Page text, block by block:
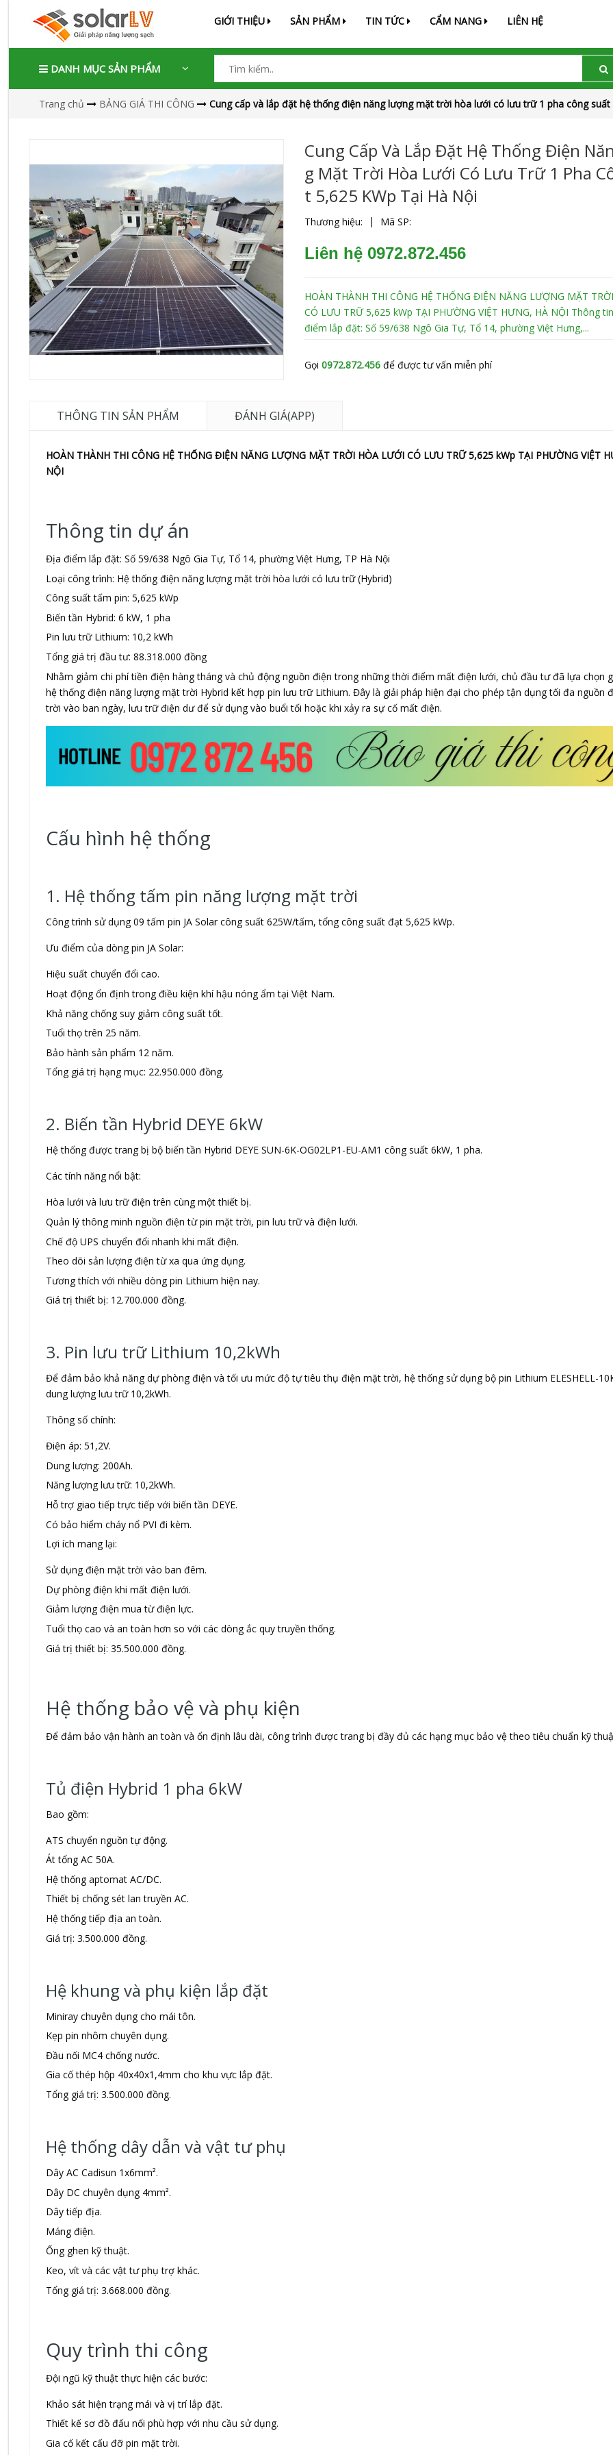
GIỚI THIỆU SẢN PHẨM TIN TỨC CẨM NANG LIÊN HỆ
DANH MỤC SẢN PHẨM
Trang chủ BẢNG GIÁ THI CÔNG Cung cấp và lắp đặt hệ thống điện năng lượng mặt trời hòa lưới có lưu trữ 1 pha công suất
Cung Cấp Và Lắp Đặt Hệ Thống Điện
G Mặt Trời Hòa Lưới Có Lưu Trữ 1 Pha
T 5,625 KWp Tại Hà Nội
Thương hiệu: | Mã SP:
Liên hệ 0972.872.456
HOÀN THÀNH THI CÔNG HỆ THỐNG ĐIỆN NĂNG LƯỢNG MẶT
CÓ LƯU TRỮ 5,625 kWp TẠI PHƯỜNG VIỆT HƯNG, HÀ NỘI Thông
điểm lắp đặt: Số 59/638 Ngô Gia Tự, Tổ 14, phường Việt Hưng,...
Gọi 0972.872.456để được tư vấn miễn phí
THÔNG TIN SẢN PHẨM ĐÁNH GIÁ(APP)
HOÀN THÀNH THI CÔNG HỆ THỐNG ĐIỆN NĂNG LƯỢNG MẶT TRỜI HÒA LƯỚI CÓ LƯU TRỮ 5,625 kWp TẠI PHƯỜNG VIỆT
NỘI
Thông tin dự án
Địa điểm lắp đặt: Số 59/638 Ngô Gia Tự, Tổ 14, phường Việt Hưng, TP Hà Nội
Loại công trình: Hệ thống điện năng lượng mặt trời hòa lưới có lưu trữ (Hybrid)
Công suất tấm pin: 5,625 kWp
Biến tần Hybrid: 6 kW, 1 pha
Pin lưu trữ Lithium: 10,2 kWh
Tổng giá trị đầu tư: 88.318.000 đồng
Nhằm giảm chi phí tiền điện hàng tháng và chủ động nguồn điện trong những thời điểm mất điện lưới, chủ đầu tư đã lựa chọn
hệ thống điện năng lượng mặt trời Hybrid kết hợp pin lưu trữ Lithium. Đây là giải pháp hiện đại cho phép tận dụng tối đa nguồn
trời vào ban ngày, lưu trữ điện dư để sử dụng vào buổi tối hoặc khi xảy ra sự cố mất điện.
Cấu hình hệ thống
1. Hệ thống tấm pin năng lượng mặt trời
Công trình sử dụng 09 tấm pin JA Solar công suất 625W/tấm, tổng công suất đạt 5,625 kWp.
Ưu điểm của dòng pin JA Solar:
Hiệu suất chuyển đổi cao.
Hoạt động ổn định trong điều kiện khí hậu nóng ẩm tại Việt Nam.
Khả năng chống suy giảm công suất tốt.
Tuổi thọ trên 25 năm.
Bảo hành sản phẩm 12 năm.
Tổng giá trị hạng mục: 22.950.000 đồng.
2. Biến tần Hybrid DEYE 6kW
Hệ thống được trang bị bộ biến tần Hybrid DEYE SUN-6K-OG02LP1-EU-AM1 công suất 6kW, 1 pha.
Các tính năng nổi bật:
Hòa lưới và lưu trữ điện trên cùng một thiết bị.
Quản lý thông minh nguồn điện từ pin mặt trời, pin lưu trữ và điện lưới.
Chế độ UPS chuyển đổi nhanh khi mất điện.
Theo dõi sản lượng điện từ xa qua ứng dụng.
Tương thích với nhiều dòng pin Lithium hiện nay.
Giá trị thiết bị: 12.700.000 đồng.
3. Pin lưu trữ Lithium 10,2kWh
Để đảm bảo khả năng dự phòng điện và tối ưu mức độ tự tiêu thụ điện mặt trời, hệ thống sử dụng bộ pin Lithium ELESHELL-
dung lượng lưu trữ 10,2kWh.
Thông số chính:
Điện áp: 51,2V.
Dung lượng: 200Ah.
Năng lượng lưu trữ: 10,2kWh.
Hỗ trợ giao tiếp trực tiếp với biến tần DEYE.
Có bảo hiểm cháy nổ PVI đi kèm.
Lợi ích mang lại:
Sử dụng điện mặt trời vào ban đêm.
Dự phòng điện khi mất điện lưới.
Giảm lượng điện mua từ điện lực.
Tuổi thọ cao và an toàn hơn so với các dòng ắc quy truyền thống.
Giá trị thiết bị: 35.500.000 đồng.
Hệ thống bảo vệ và phụ kiện
Để đảm bảo vận hành an toàn và ổn định lâu dài, công trình được trang bị đầy đủ các hạng mục bảo vệ theo tiêu chuẩn kỹ
Tủ điện Hybrid 1 pha 6kW
Bao gồm:
ATS chuyển nguồn tự động.
Át tổng AC 50A.
Hệ thống aptomat AC/DC.
Thiết bị chống sét lan truyền AC.
Hệ thống tiếp địa an toàn.
Giá trị: 3.500.000 đồng.
Hệ khung và phụ kiện lắp đặt
Miniray chuyên dụng cho mái tôn.
Kẹp pin nhôm chuyên dụng.
Đầu nối MC4 chống nước.
Gia cố thép hộp 40x40x1,4mm cho khu vực lắp đặt.
Tổng giá trị: 3.500.000 đồng.
Hệ thống dây dẫn và vật tư phụ
Dây AC Cadisun 1x6mm².
Dây DC chuyên dụng 4mm².
Dây tiếp địa.
Máng điện.
Ống ghen kỹ thuật.
Keo, vít và các vật tư phụ trợ khác.
Tổng giá trị: 3.668.000 đồng.
Quy trình thi công
Đội ngũ kỹ thuật thực hiện các bước:
Khảo sát hiện trạng mái và vị trí lắp đặt.
Thiết kế sơ đồ đấu nối phù hợp với nhu cầu sử dụng.
Gia cố kết cấu đỡ pin mặt trời.